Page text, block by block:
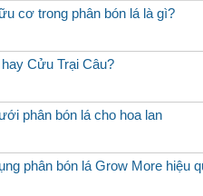
cơ trong phân bón lá là gì?
Cửu Trại Câu?
phân bón lá cho hoa lan
phân bón lá Grow More hiệu